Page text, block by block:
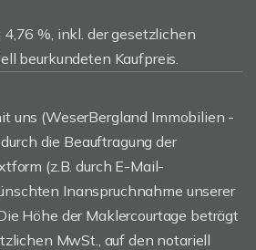
%, inkl. der gesetzlichen
beurkundeten Kaufpreis.
uns (WeserBergland Immobilien -
die Beauftragung der
(z.B. durch E-Mail-
Inanspruchnahme unserer
Höhe der Maklercourtage beträgt
MwSt., auf den notariell